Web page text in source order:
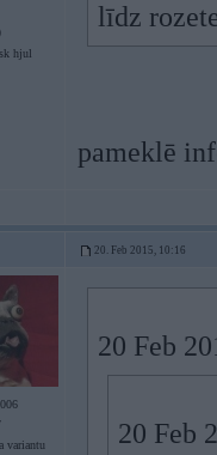
hjul
līdz
pameklē
20. Feb 2015, 10:16
variantu
20 Feb
20 Feb